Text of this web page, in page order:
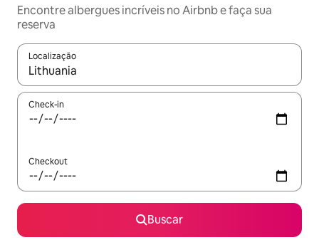
Encontre albergues incríveis no Airbnb e faça sua
reserva
Localização
Quando os resultados estiverem disponíveis, explore-os
Check-in
Checkout
Buscar